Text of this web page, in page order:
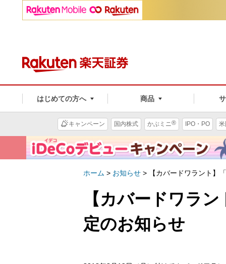
はじめての方へ 商品
キャンペーン 国内株式 かぶミニ® IPO・PO
ホーム > お知らせ > 【カバードワラント】
【カバードワラ
定のお知らせ